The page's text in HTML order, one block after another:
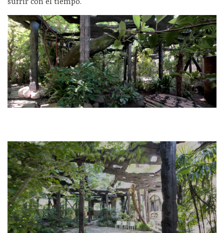
sufrir con el tiempo.